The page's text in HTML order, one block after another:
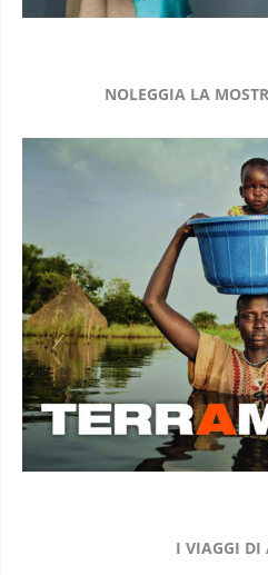
NOLEGGIA LA
I VIAGGI DI